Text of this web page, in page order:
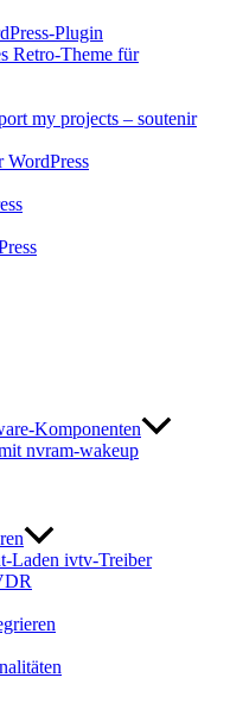
Plugin
Retro-Theme für
my projects – soutenir
Komponenten
nvram-wakeup
Laden ivtv-Treiber